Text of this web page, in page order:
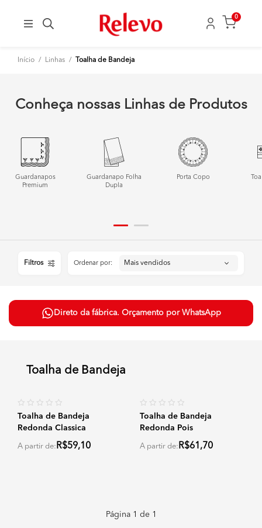
0
Início / Linhas / Toalha de Bandeja
Conheça nossas Linhas de Produtos
Guardanapos
Premium
Guardanapo Folha
Dupla
Porta Copo
Filtros Ordenar por:
Direto da fábrica. Orçamento por WhatsApp
Toalha de Bandeja
Toalha de Bandeja
Redonda Classica
A partir de: R$59,10
Toalha de Bandeja
Redonda Pois
A partir de: R$61,70
Página 1 de 1